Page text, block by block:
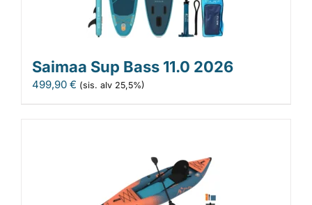
Saimaa Sup Bass 11.0 2026
499,90 € (sis. alv 25,5%)